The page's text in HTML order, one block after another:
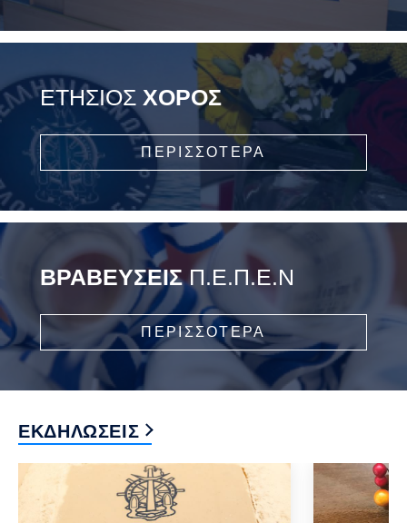
ΕΤΗΣΙΟΣ ΧΟΡΟΣ
ΠΕΡΙΣΣΟΤΕΡΑ
ΒΡΑΒΕΥΣΕΙΣΠ.Ε.Π.Ε.Ν
ΠΕΡΙΣΣΟΤΕΡΑ
ΕΚΔΗΛΩΣΕΙΣ